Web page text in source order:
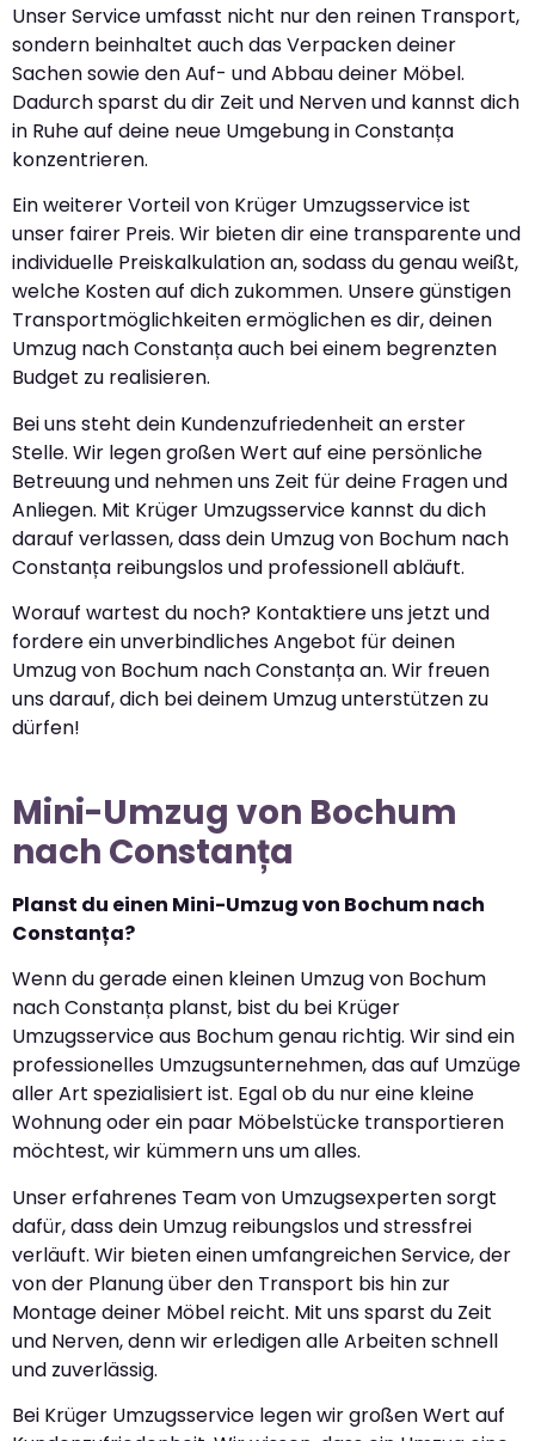
Unser Service umfasst nicht nur den reinen Transport,
sondern beinhaltet auch das Verpacken deiner
Sachen sowie den Auf- und Abbau deiner Möbel.
Dadurch sparst du dir Zeit und Nerven und kannst dich
in Ruhe auf deine neue Umgebung in Constanța
konzentrieren.
Ein weiterer Vorteil von Krüger Umzugsservice ist
unser fairer Preis. Wir bieten dir eine transparente und
individuelle Preiskalkulation an, sodass du genau weißt,
welche Kosten auf dich zukommen. Unsere günstigen
Transportmöglichkeiten ermöglichen es dir, deinen
Umzug nach Constanța auch bei einem begrenzten
Budget zu realisieren.
Bei uns steht dein Kundenzufriedenheit an erster
Stelle. Wir legen großen Wert auf eine persönliche
Betreuung und nehmen uns Zeit für deine Fragen und
Anliegen. Mit Krüger Umzugsservice kannst du dich
darauf verlassen, dass dein Umzug von Bochum nach
Constanța reibungslos und professionell abläuft.
Worauf wartest du noch? Kontaktiere uns jetzt und
fordere ein unverbindliches Angebot für deinen
Umzug von Bochum nach Constanța an. Wir freuen
uns darauf, dich bei deinem Umzug unterstützen zu
dürfen!
Mini-Umzug von Bochum
nach Constanța
Planst du einen Mini-Umzug von Bochum nach
Constanța?
Wenn du gerade einen kleinen Umzug von Bochum
nach Constanța planst, bist du bei Krüger
Umzugsservice aus Bochum genau richtig. Wir sind ein
professionelles Umzugsunternehmen, das auf Umzüge
aller Art spezialisiert ist. Egal ob du nur eine kleine
Wohnung oder ein paar Möbelstücke transportieren
möchtest, wir kümmern uns um alles.
Unser erfahrenes Team von Umzugsexperten sorgt
dafür, dass dein Umzug reibungslos und stressfrei
verläuft. Wir bieten einen umfangreichen Service, der
von der Planung über den Transport bis hin zur
Montage deiner Möbel reicht. Mit uns sparst du Zeit
und Nerven, denn wir erledigen alle Arbeiten schnell
und zuverlässig.
Bei Krüger Umzugsservice legen wir großen Wert auf